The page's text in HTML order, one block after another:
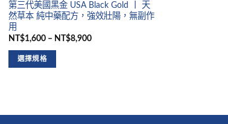
第三代美國黑金 USA Black Gold 丨 天
然草本 純中藥配方，強效壯陽，無副作
用
NT$1,600 – NT$8,900
選擇規格